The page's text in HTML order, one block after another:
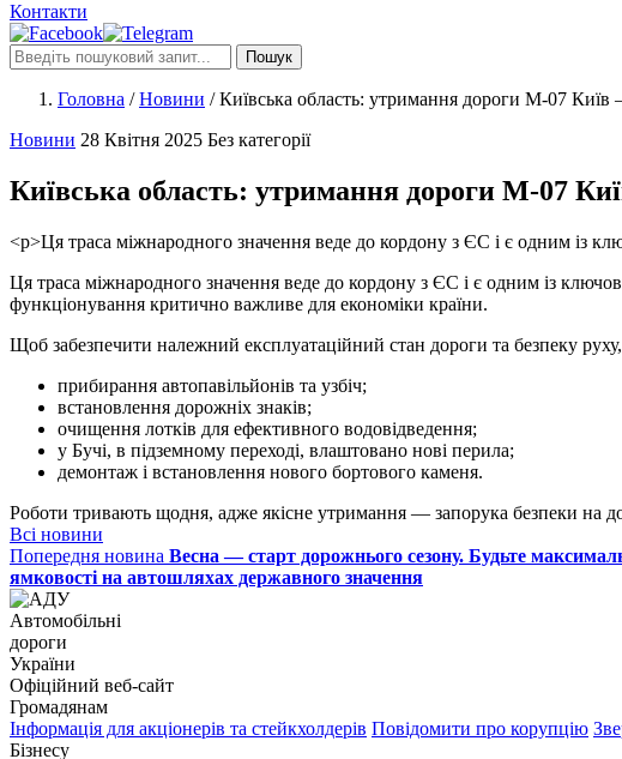
Контакти
Пошук
Головна /Новини /Київська область: утримання дороги М-07 Київ
Новини 28 Квітня 2025 Без категорії
Київська область: утримання дороги М-07
<p>Ця траса міжнародного значення веде до кордону з ЄС і є одним із
Ця траса міжнародного значення веде до кордону з ЄС і є одним із
функціонування критично важливе для економіки країни.
Щоб забезпечити належний експлуатаційний стан дороги та безпеку
прибирання автопавільйонів та узбіч;
встановлення дорожніх знаків;
очищення лотків для ефективного водовідведення;
у Бучі, в підземному переході, влаштовано нові перила;
демонтаж і встановлення нового бортового каменя.
Роботи тривають щодня, адже якісне утримання — запорука безпеки на
Всі новини
Попередня новина Весна — старт дорожнього сезону. Будьте
ямковості на автошляхах державного значення
Автомобільні
дороги
України
Офіційний веб‑сайт
Громадянам
Інформація для акціонерів та стейкхолдерів Повідомити про корупцію
Бізнесу